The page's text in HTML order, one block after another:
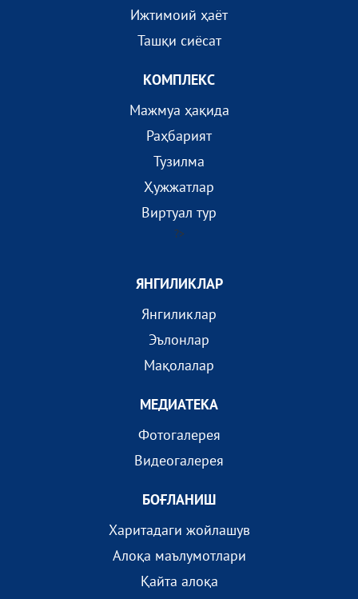
Ижтимоий ҳаёт
Ташқи сиёсат
КОМПЛEКС
Мажмуа ҳақида
Раҳбарият
Тузилма
Ҳужжатлар
Виртуал тур
?>
ЯНГИЛИКЛАР
Янгиликлар
Эълонлар
Мақолалар
МEДИАТEКА
Фотогалерея
Видеогалерея
БОҒЛАНИШ
Харитадаги жойлашув
Алоқа маълумотлари
Қайта алоқа